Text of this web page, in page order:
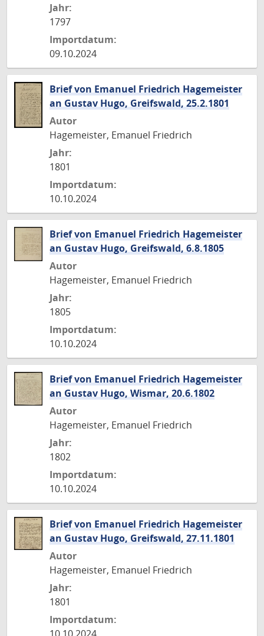
Jahr:
1797
Importdatum:
09.10.2024
Brief von Emanuel Friedrich Hagemeister
an Gustav Hugo, Greifswald, 25.2.1801
Autor
Hagemeister, Emanuel Friedrich
Jahr:
1801
Importdatum:
10.10.2024
Brief von Emanuel Friedrich Hagemeister
an Gustav Hugo, Greifswald, 6.8.1805
Autor
Hagemeister, Emanuel Friedrich
Jahr:
1805
Importdatum:
10.10.2024
Brief von Emanuel Friedrich Hagemeister
an Gustav Hugo, Wismar, 20.6.1802
Autor
Hagemeister, Emanuel Friedrich
Jahr:
1802
Importdatum:
10.10.2024
Brief von Emanuel Friedrich Hagemeister
an Gustav Hugo, Greifswald, 27.11.1801
Autor
Hagemeister, Emanuel Friedrich
Jahr:
1801
Importdatum: